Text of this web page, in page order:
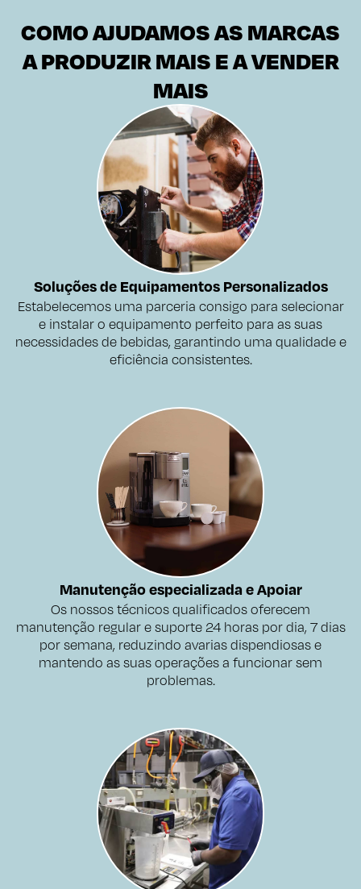
COMO AJUDAMOS AS MARCAS
A PRODUZIR MAIS E A VENDER
MAIS
Soluções de Equipamentos Personalizados
Estabelecemos uma parceria consigo para selecionar
e instalar o equipamento perfeito para as suas
necessidades de bebidas, garantindo uma qualidade e
eficiência consistentes.
Manutenção especializada e Apoiar
Os nossos técnicos qualificados oferecem
manutenção regular e suporte 24 horas por dia, 7 dias
por semana, reduzindo avarias dispendiosas e
mantendo as suas operações a funcionar sem
problemas.